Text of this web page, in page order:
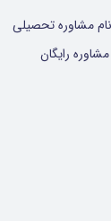
مشاوره تحصیلی
رایگان